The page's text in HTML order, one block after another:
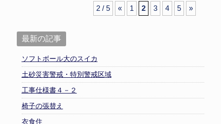
2 / 5 « 1 2 3 4 5 »
最新の記事
ソフトボール大のスイカ
土砂災害警戒・特別警戒区域
工事仕様書４－２
椅子の張替え
衣食住